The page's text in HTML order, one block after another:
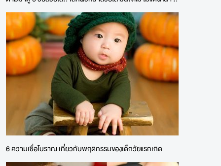
6 ความเชื่อโบราณ เกี่ยวกับพฤติกรรมของเด็กวัยแรกเกิด